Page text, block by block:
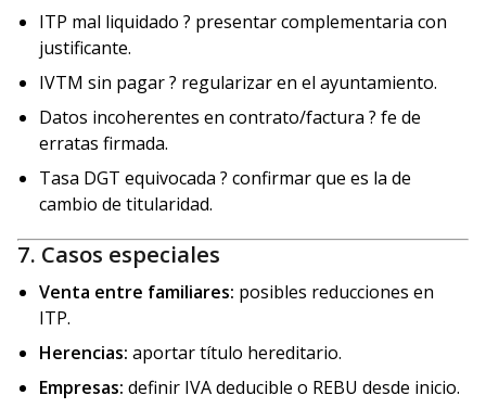
ITP mal liquidado ? presentar complementaria con
justificante.
IVTM sin pagar ? regularizar en el ayuntamiento.
Datos incoherentes en contrato/factura ? fe de
erratas firmada.
Tasa DGT equivocada ? confirmar que es la de
cambio de titularidad.
7. Casos especiales
Venta entre familiares: posibles reducciones en
ITP.
Herencias: aportar título hereditario.
Empresas: definir IVA deducible o REBU desde inicio.